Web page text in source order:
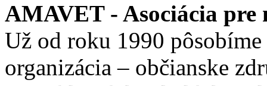
AMAVET - Asociácia pre
Už od roku 1990
organizácia – občianske